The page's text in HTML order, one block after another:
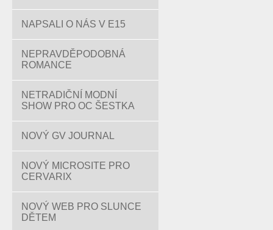
NAPSALI O NÁS V E15
NEPRAVDĚPODOBNÁ
ROMANCE
NETRADIČNÍ MODNÍ
SHOW PRO OC ŠESTKA
NOVÝ GV JOURNAL
NOVÝ MICROSITE PRO
CERVARIX
NOVÝ WEB PRO SLUNCE
DĚTEM